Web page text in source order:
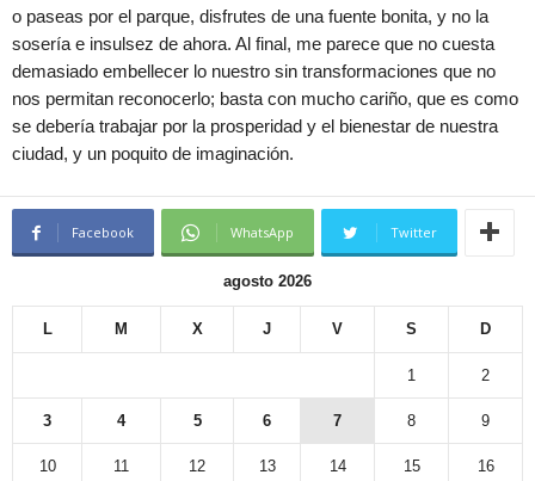
o paseas por el parque, disfrutes de una fuente bonita, y no la
sosería e insulsez de ahora. Al final, me parece que no cuesta
demasiado embellecer lo nuestro sin transformaciones que no
nos permitan reconocerlo; basta con mucho cariño, que es como
se debería trabajar por la prosperidad y el bienestar de nuestra
ciudad, y un poquito de imaginación.
Facebook WhatsApp Twitter
agosto 2026
L M X J V S D
1 2
3 4 5 6 7 8 9
10 11 12 13 14 15 16